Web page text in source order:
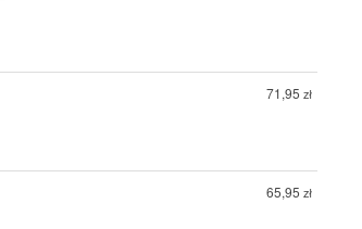
71,95 zł
65,95 zł